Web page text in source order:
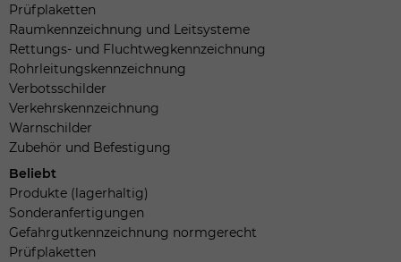
Prüfplaketten
Raumkennzeichnung und Leitsysteme
Rettungs- und Fluchtwegkennzeichnung
Rohrleitungskennzeichnung
Verbotsschilder
Verkehrskennzeichnung
Warnschilder
Zubehör und Befestigung
Beliebt
Produkte (lagerhaltig)
Sonderanfertigungen
Gefahrgutkennzeichnung normgerecht
Prüfplaketten